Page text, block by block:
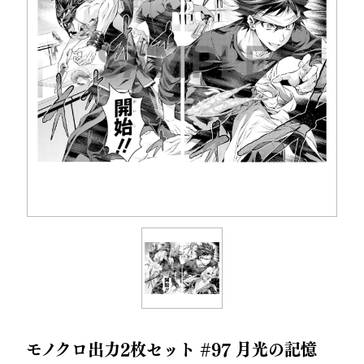
モノクロ出力2枚セット #97 月光の記憶